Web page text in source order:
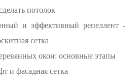
потолок
и эффективный репеллент -
сетка
окон: основные этапы
и фасадная сетка